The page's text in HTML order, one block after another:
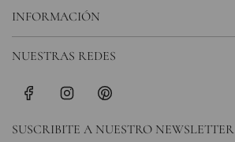
INFORMACIÓN
SUSCRIBITE A NUESTRO NEWSLETTER
NUESTRAS REDES